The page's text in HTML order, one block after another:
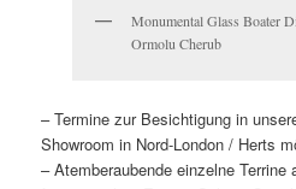
Monumental Glass Boater
Ormolu Cherub
– Termine zur Besichtigung in
Showroom in Nord-London / Herts
– Atemberaubende einzelne Terrine